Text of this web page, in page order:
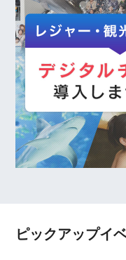
ピックアップイ